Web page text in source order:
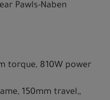
Pawls-Naben
torque, 810W power
150mm travel,,